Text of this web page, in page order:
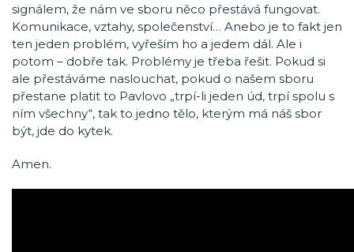
signálem, že nám ve sboru něco přestává fungovat.
Komunikace, vztahy, společenství… Anebo je to fakt jen
ten jeden problém, vyřeším ho a jedem dál. Ale i
potom – dobře tak. Problémy je třeba řešit. Pokud si
ale přestáváme naslouchat, pokud o našem sboru
přestane platit to Pavlovo „trpí-li jeden úd, trpí spolu s
ním všechny“, tak to jedno tělo, kterým má náš sbor
být, jde do kytek.
Amen.